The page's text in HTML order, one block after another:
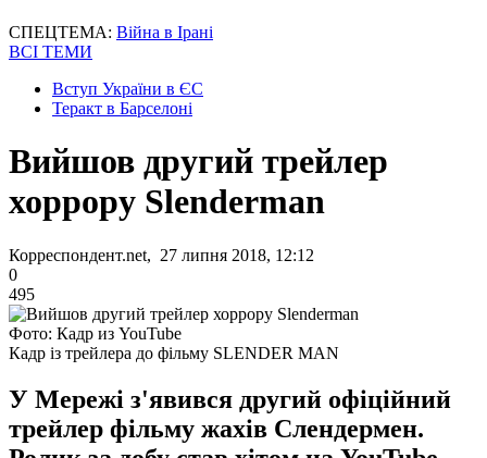
СПЕЦТЕМА: Війна в Ірані
ВСІ ТЕМИ
Вступ України в ЄС
Теракт в Барселоні
Вийшов другий трейлер
хоррору Slenderman
Корреспондент.net, 27 липня 2018, 12:12
0
495
Фото: Кадр из YouTube
Кадр із трейлера до фільму SLENDER MAN
У Мережі з'явився другий офіційний
трейлер фільму жахів Слендермен.